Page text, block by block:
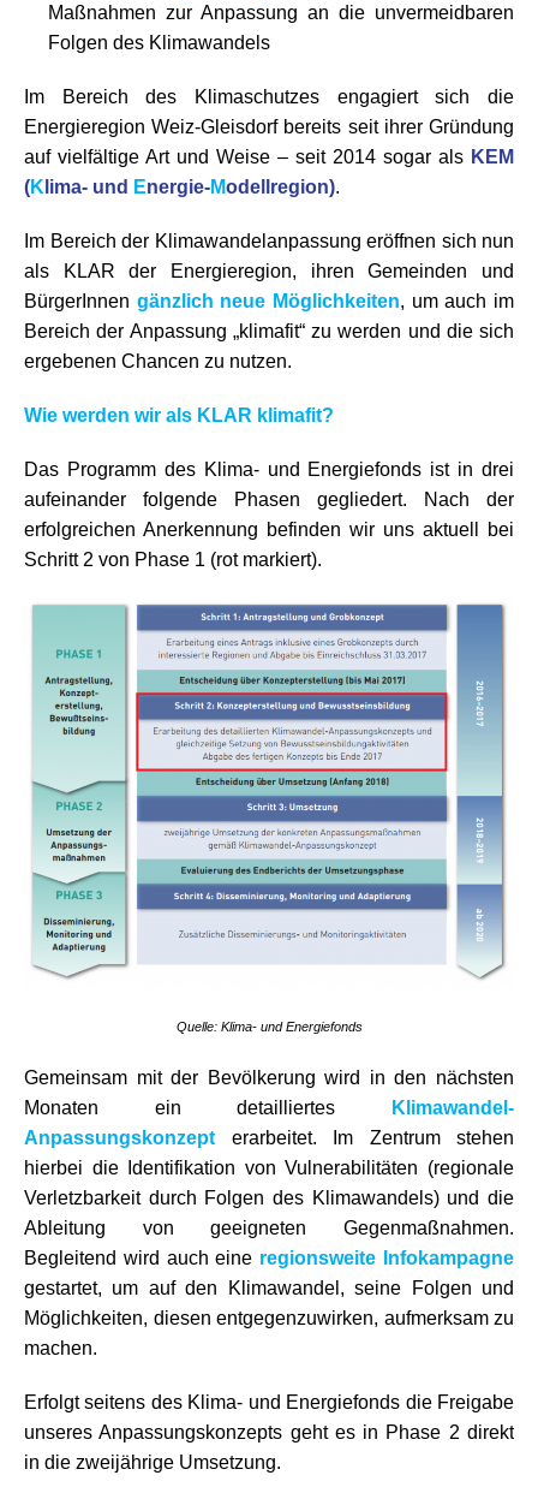
Maßnahmen zur Anpassung an die unvermeidbaren
Folgen des Klimawandels
Im Bereich des Klimaschutzes engagiert sich die
Energieregion Weiz-Gleisdorf bereits seit ihrer Gründung
auf vielfältige Art und Weise – seit 2014 sogar als KEM
(K lima- und Energie-Modellregion).
Im Bereich der Klimawandelanpassung eröffnen sich nun
als KLAR der Energieregion, ihren Gemeinden und
BürgerInnen gänzlich neue Möglichkeiten, um auch im
Bereich der Anpassung „klimafit“ zu werden und die sich
ergebenen Chancen zu nutzen.
Wie werden wir als KLAR klimafit?
Das Programm des Klima- und Energiefonds ist in drei
aufeinander folgende Phasen gegliedert. Nach der
erfolgreichen Anerkennung befinden wir uns aktuell bei
Schritt 2 von Phase 1 (rot markiert).
Quelle: Klima- und Energiefonds
Gemeinsam mit der Bevölkerung wird in den nächsten
Monaten ein detailliertes
Klimawandel-
Anpassungskonzept erarbeitet. Im Zentrum stehen
hierbei die Identifikation von Vulnerabilitäten (regionale
Verletzbarkeit durch Folgen des Klimawandels) und die
Ableitung von geeigneten Gegenmaßnahmen.
Begleitend wird auch eine regionsweite Infokampagne
gestartet, um auf den Klimawandel, seine Folgen und
Möglichkeiten, diesen entgegenzuwirken, aufmerksam zu
machen.
Erfolgt seitens des Klima- und Energiefonds die Freigabe
unseres Anpassungskonzepts geht es in Phase 2 direkt
in die zweijährige Umsetzung.